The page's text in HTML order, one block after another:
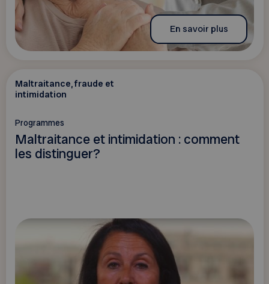
En savoir plus
Maltraitance, fraude et
intimidation
Programmes
Maltraitance et intimidation : comment
les distinguer?